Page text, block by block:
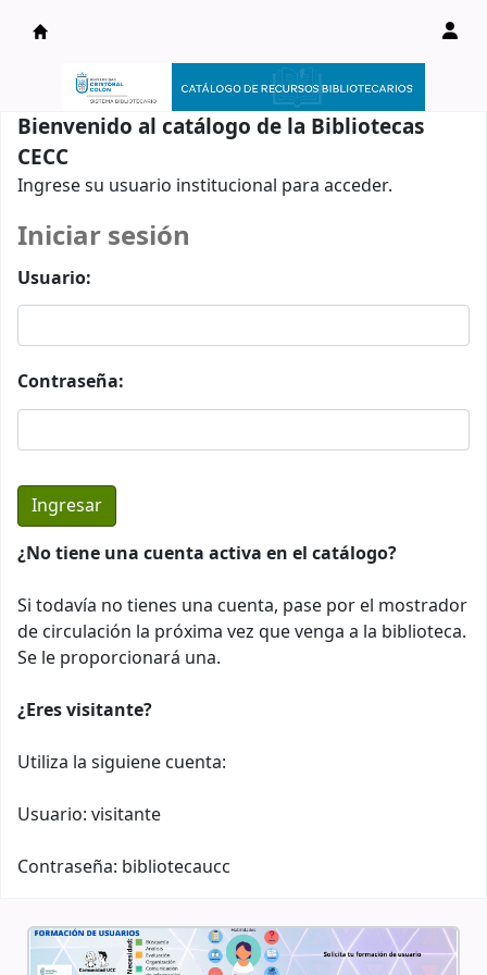
Catálogo en línea
Bienvenido al catálogo de la Bibliotecas
CECC
Ingrese su usuario institucional para acceder.
Iniciar sesión
Usuario:
Contraseña:
¿No tiene una cuenta activa en el catálogo?
Si todavía no tienes una cuenta, pase por el mostrador
de circulación la próxima vez que venga a la biblioteca.
Se le proporcionará una.
¿Eres visitante?
Utiliza la siguiene cuenta:
Usuario: visitante
Contraseña: bibliotecaucc